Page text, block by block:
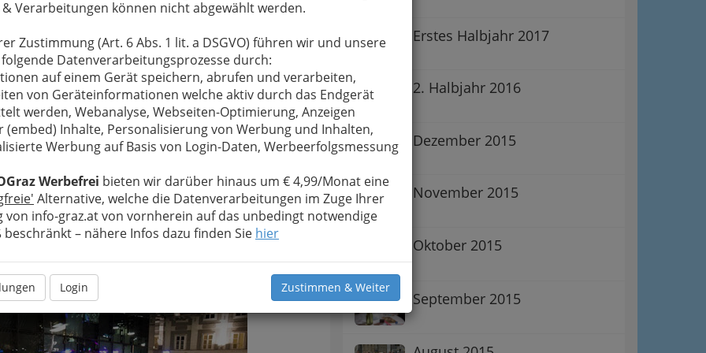
& Verarbeitungen können nicht abgewählt werden.
Zustimmung (Art. 6 Abs. 1 lit. a DSGVO) führen wir und unsere
Datenverarbeitungsprozesse durch:
auf einem Gerät speichern, abrufen und verarbeiten,
von Geräteinformationen welche aktiv durch das Endgerät
werden, Webanalyse, Webseiten-Optimierung, Anzeigen
(embed) Inhalte, Personalisierung von Werbung und Inhalten,
Werbung auf Basis von Login-Daten, Werbeerfolgsmessung
Werbefrei bieten wir darüber hinaus um € 4,99/Monat eine
Alternative, welche die Datenverarbeitungen im Zuge Ihrer
von info-graz.at von vornherein auf das unbedingt notwendige
beschränkt – nähere Infos dazu finden Sie hier
Login Zustimmen & Weiter
Graz - 7. Dezember 2014 - 001
Erstes Halbjahr 2017
2. Halbjahr 2016
Dezember 2015
November 2015
Oktober 2015
September 2015